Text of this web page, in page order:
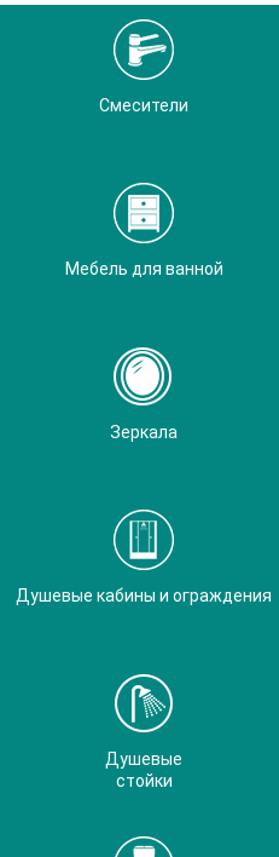
Смесители
Мебель для ванной
Зеркала
Душевые кабины и ограждения
Душевые
стойки